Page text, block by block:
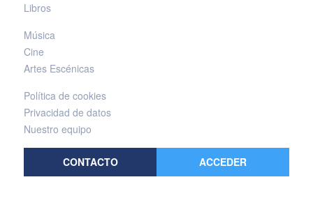
Libros
Música
Cine
Artes Escénicas
Política de cookies
Privacidad de datos
Nuestro equipo
CONTACTO ACCEDER